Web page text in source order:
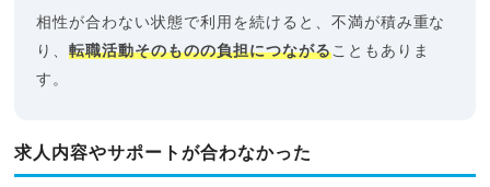
相性が合わない状態で利用を続けると、不満が積み重な
り、転職活動そのものの負担につながることもありま
す。
求人内容やサポートが合わなかった